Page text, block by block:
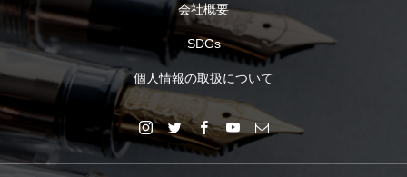
会社概要
SDGs
個人情報の取扱について